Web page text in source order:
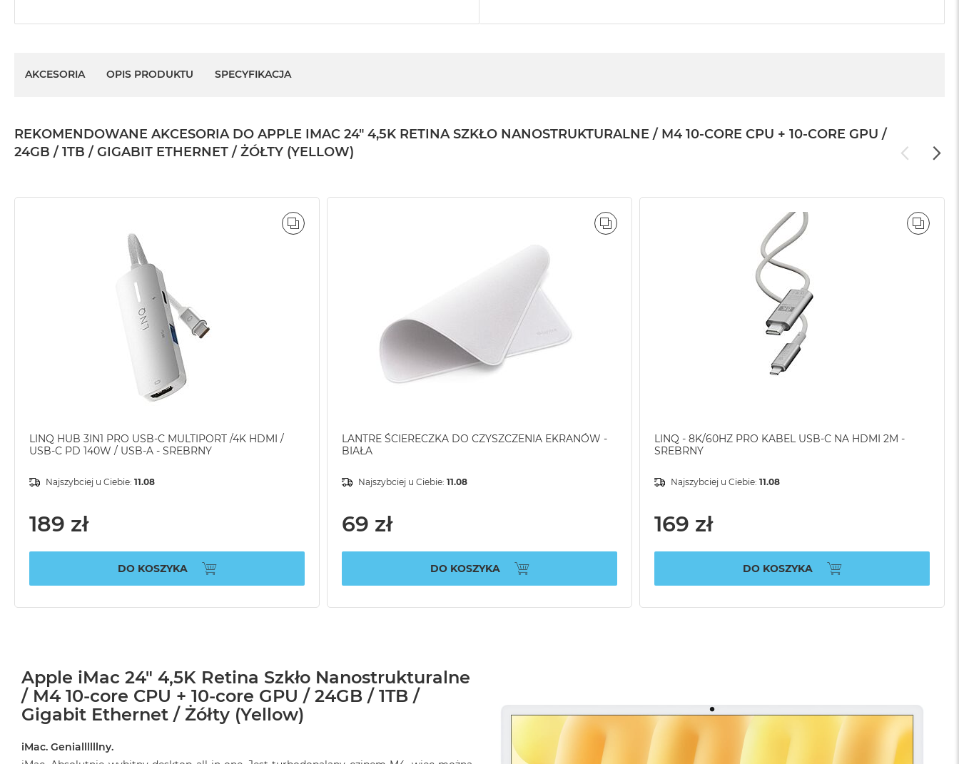
AKCESORIA OPIS PRODUKTU SPECYFIKACJA
REKOMENDOWANE AKCESORIA DO APPLE IMAC 24" 4,5K RETINA SZKŁO NANOSTRUKTURALNE / M4 10-CORE CPU + 10-CORE GPU /
24GB / 1TB / GIGABIT ETHERNET / ŻÓŁTY (YELLOW)
LINQ HUB 3IN1 PRO USB-C MULTIPORT /4K HDMI /
USB-C PD 140W / USB-A - SREBRNY
Najszybciej u Ciebie: 11.08
189 zł
DO KOSZYKA
PORÓWNAJ
LANTRE ŚCIERECZKA DO CZYSZCZENIA EKRANÓW -
BIAŁA
Najszybciej u Ciebie: 11.08
69 zł
DO KOSZYKA
PORÓWNAJ
LINQ - 8K/60HZ PRO KABEL USB-C NA HDMI 2M -
SREBRNY
Najszybciej u Ciebie: 11.08
169 zł
DO KOSZYKA
Apple iMac 24" 4,5K Retina Szkło Nanostrukturalne
/ M4 10-core CPU + 10-core GPU / 24GB / 1TB /
Gigabit Ethernet / Żółty (Yellow)
iMac. Geniallllllny.